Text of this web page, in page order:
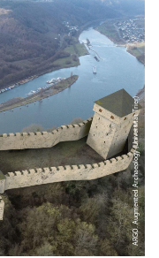
ARGO. Augmented Archaeology (Universität Trier)